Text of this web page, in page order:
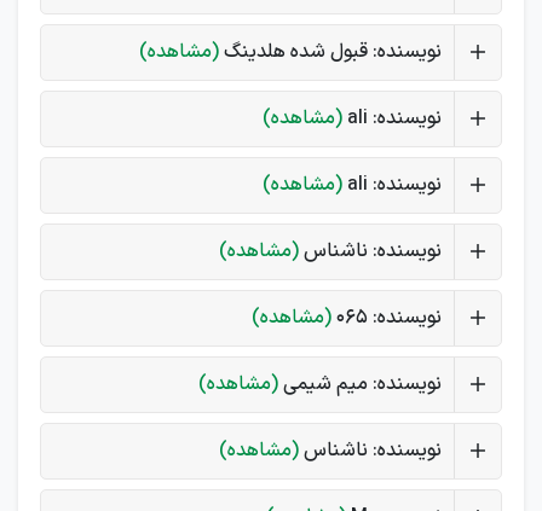
نویسنده: قبول شده هلدینگ(مشاهده)
نویسنده: ali (مشاهده)
نویسنده: ali (مشاهده)
نویسنده: ناشناس(مشاهده)
نویسنده: 065 (مشاهده)
نویسنده: میم شیمی(مشاهده)
نویسنده: ناشناس(مشاهده)